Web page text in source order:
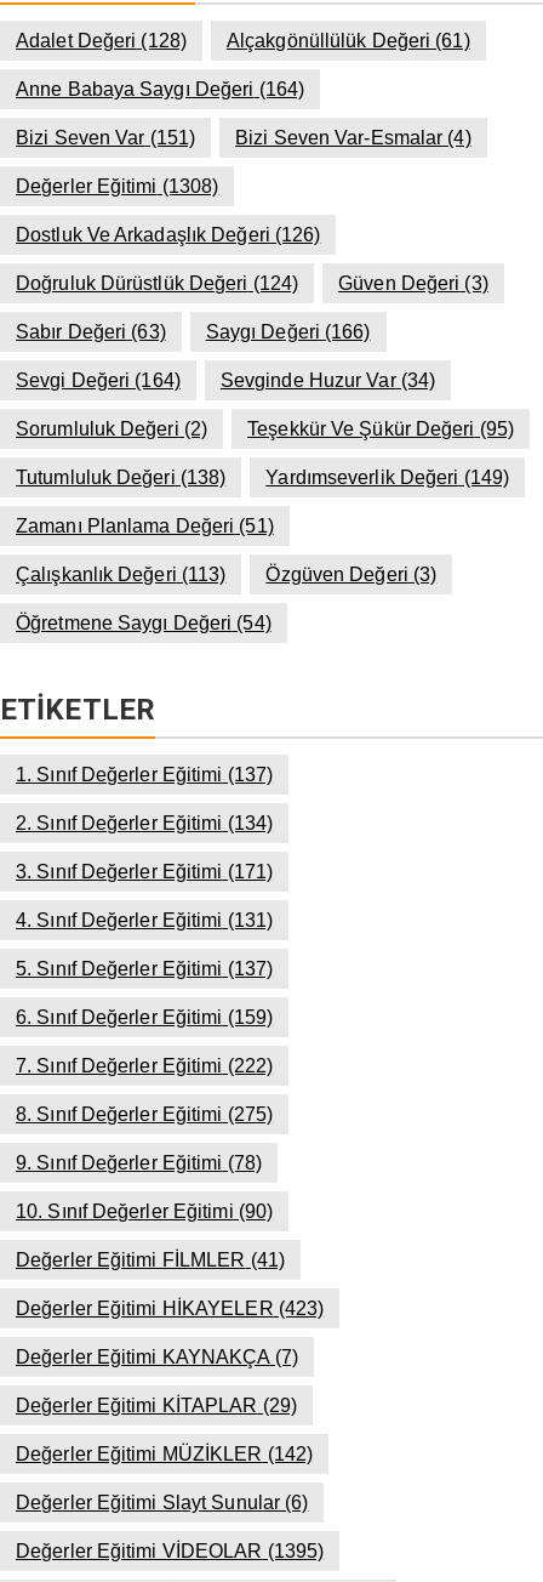
Adalet Değeri (128) Alçakgönüllülük Değeri (61)
Anne Babaya Saygı Değeri (164)
Bizi Seven Var (151) Bizi Seven Var-Esmalar (4)
Değerler Eğitimi (1308)
Dostluk Ve Arkadaşlık Değeri (126)
Doğruluk Dürüstlük Değeri (124) Güven Değeri (3)
Sabır Değeri (63) Saygı Değeri (166)
Sevgi Değeri (164) Sevginde Huzur Var(34)
Sorumluluk Değeri (2) Teşekkür Ve Şükür Değeri (95)
Tutumluluk Değeri (138) Yardımseverlik Değeri (149)
Zamanı Planlama Değeri (51)
Çalışkanlık Değeri (113) Özgüven Değeri (3)
Öğretmene Saygı Değeri (54)
ETIKETLER
1. Sınıf Değerler Eğitimi (137)
2. Sınıf Değerler Eğitimi (134)
3. Sınıf Değerler Eğitimi (171)
4. Sınıf Değerler Eğitimi (131)
5. Sınıf Değerler Eğitimi (137)
6. Sınıf Değerler Eğitimi (159)
7. Sınıf Değerler Eğitimi (222)
8. Sınıf Değerler Eğitimi (275)
9. Sınıf Değerler Eğitimi (78)
10. Sınıf Değerler Eğitimi (90)
Değerler Eğitimi FİLMLER (41)
Değerler Eğitimi HİKAYELER (423)
Değerler Eğitimi KAYNAKÇA (7)
Değerler Eğitimi KİTAPLAR (29)
Değerler Eğitimi MÜZİKLER (142)
Değerler Eğitimi Slayt Sunular (6)
Değerler Eğitimi VİDEOLAR (1395)